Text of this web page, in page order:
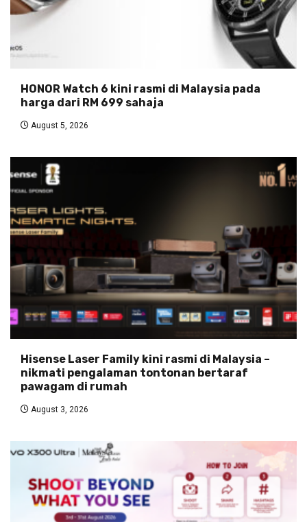
HONOR Watch 6 kini rasmi di Malaysia pada
harga dari RM 699 sahaja
August 5, 2026
Hisense Laser Family kini rasmi di Malaysia –
nikmati pengalaman tontonan bertaraf
pawagam di rumah
August 3, 2026